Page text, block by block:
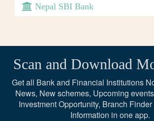
Nepal SBI Bank
Scan and Download
Get all Bank and Financial Institutions
News, New schemes, Upcoming
Investment Opportunity, Branch
Information in one app.